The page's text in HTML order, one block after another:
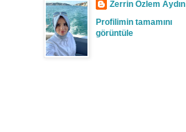
Zerrin Özlem Aydın
Profilimin tamamını
görüntüle